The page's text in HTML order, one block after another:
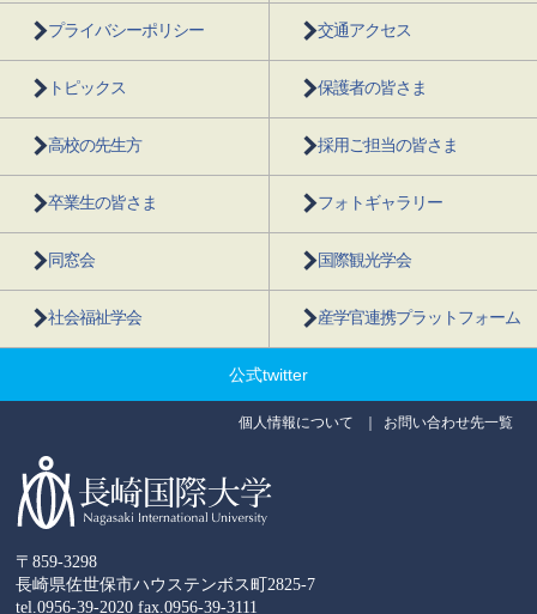
プライバシーポリシー 交通アクセス
トピックス 保護者の皆さま
高校の先生方 採用ご担当の皆さま
卒業生の皆さま フォトギャラリー
同窓会 国際観光学会
社会福祉学会 産学官連携プラットフォーム
公式twitter
〒859-3298
長崎県佐世保市ハウステンボス町2825-7
tel.0956-39-2020 fax.0956-39-3111
個人情報について お問い合わせ先一覧